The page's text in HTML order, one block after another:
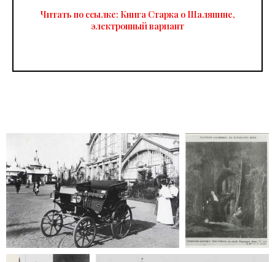
Читать по ссылке: Книга Старка о Шаляпине,
электронный вариант